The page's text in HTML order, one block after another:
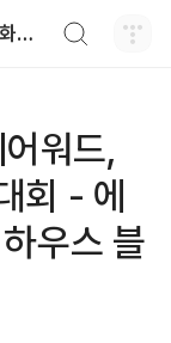
맛볼 taste.kr 비평 중심의 문화적 기호 · 맛 · 향기 리뷰
워드,
회 - 에
우스 블